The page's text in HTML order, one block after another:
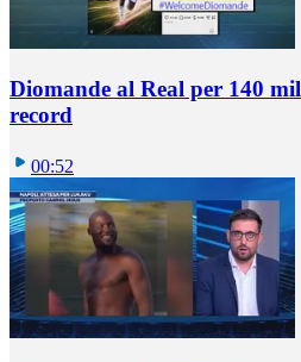
Diomande al Real per 140
record
00:52